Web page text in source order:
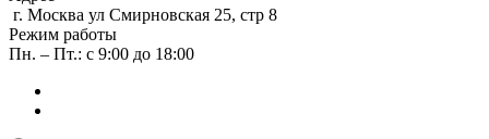
г. Москва ул Смирновская 25, стр 8
Режим работы
Пн. – Пт.: с 9:00 до 18:00